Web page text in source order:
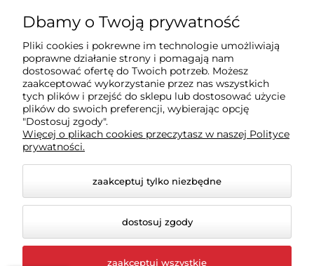
Zakupy
Sklep
Moje konto
Pomoc
Dbamy o Twoją prywatność
Pliki cookies i pokrewne im technologie umożliwiają
poprawne działanie strony i pomagają nam
dostosować ofertę do Twoich potrzeb. Możesz
zaakceptować wykorzystanie przez nas wszystkich
tych plików i przejść do sklepu lub dostosować użycie
plików do swoich preferencji, wybierając opcję
"Dostosuj zgody".
Więcej o plikach cookies przeczytasz w naszej Polityce
prywatności.
zaakceptuj tylko niezbędne
dostosuj zgody
zaakceptuj wszystkie